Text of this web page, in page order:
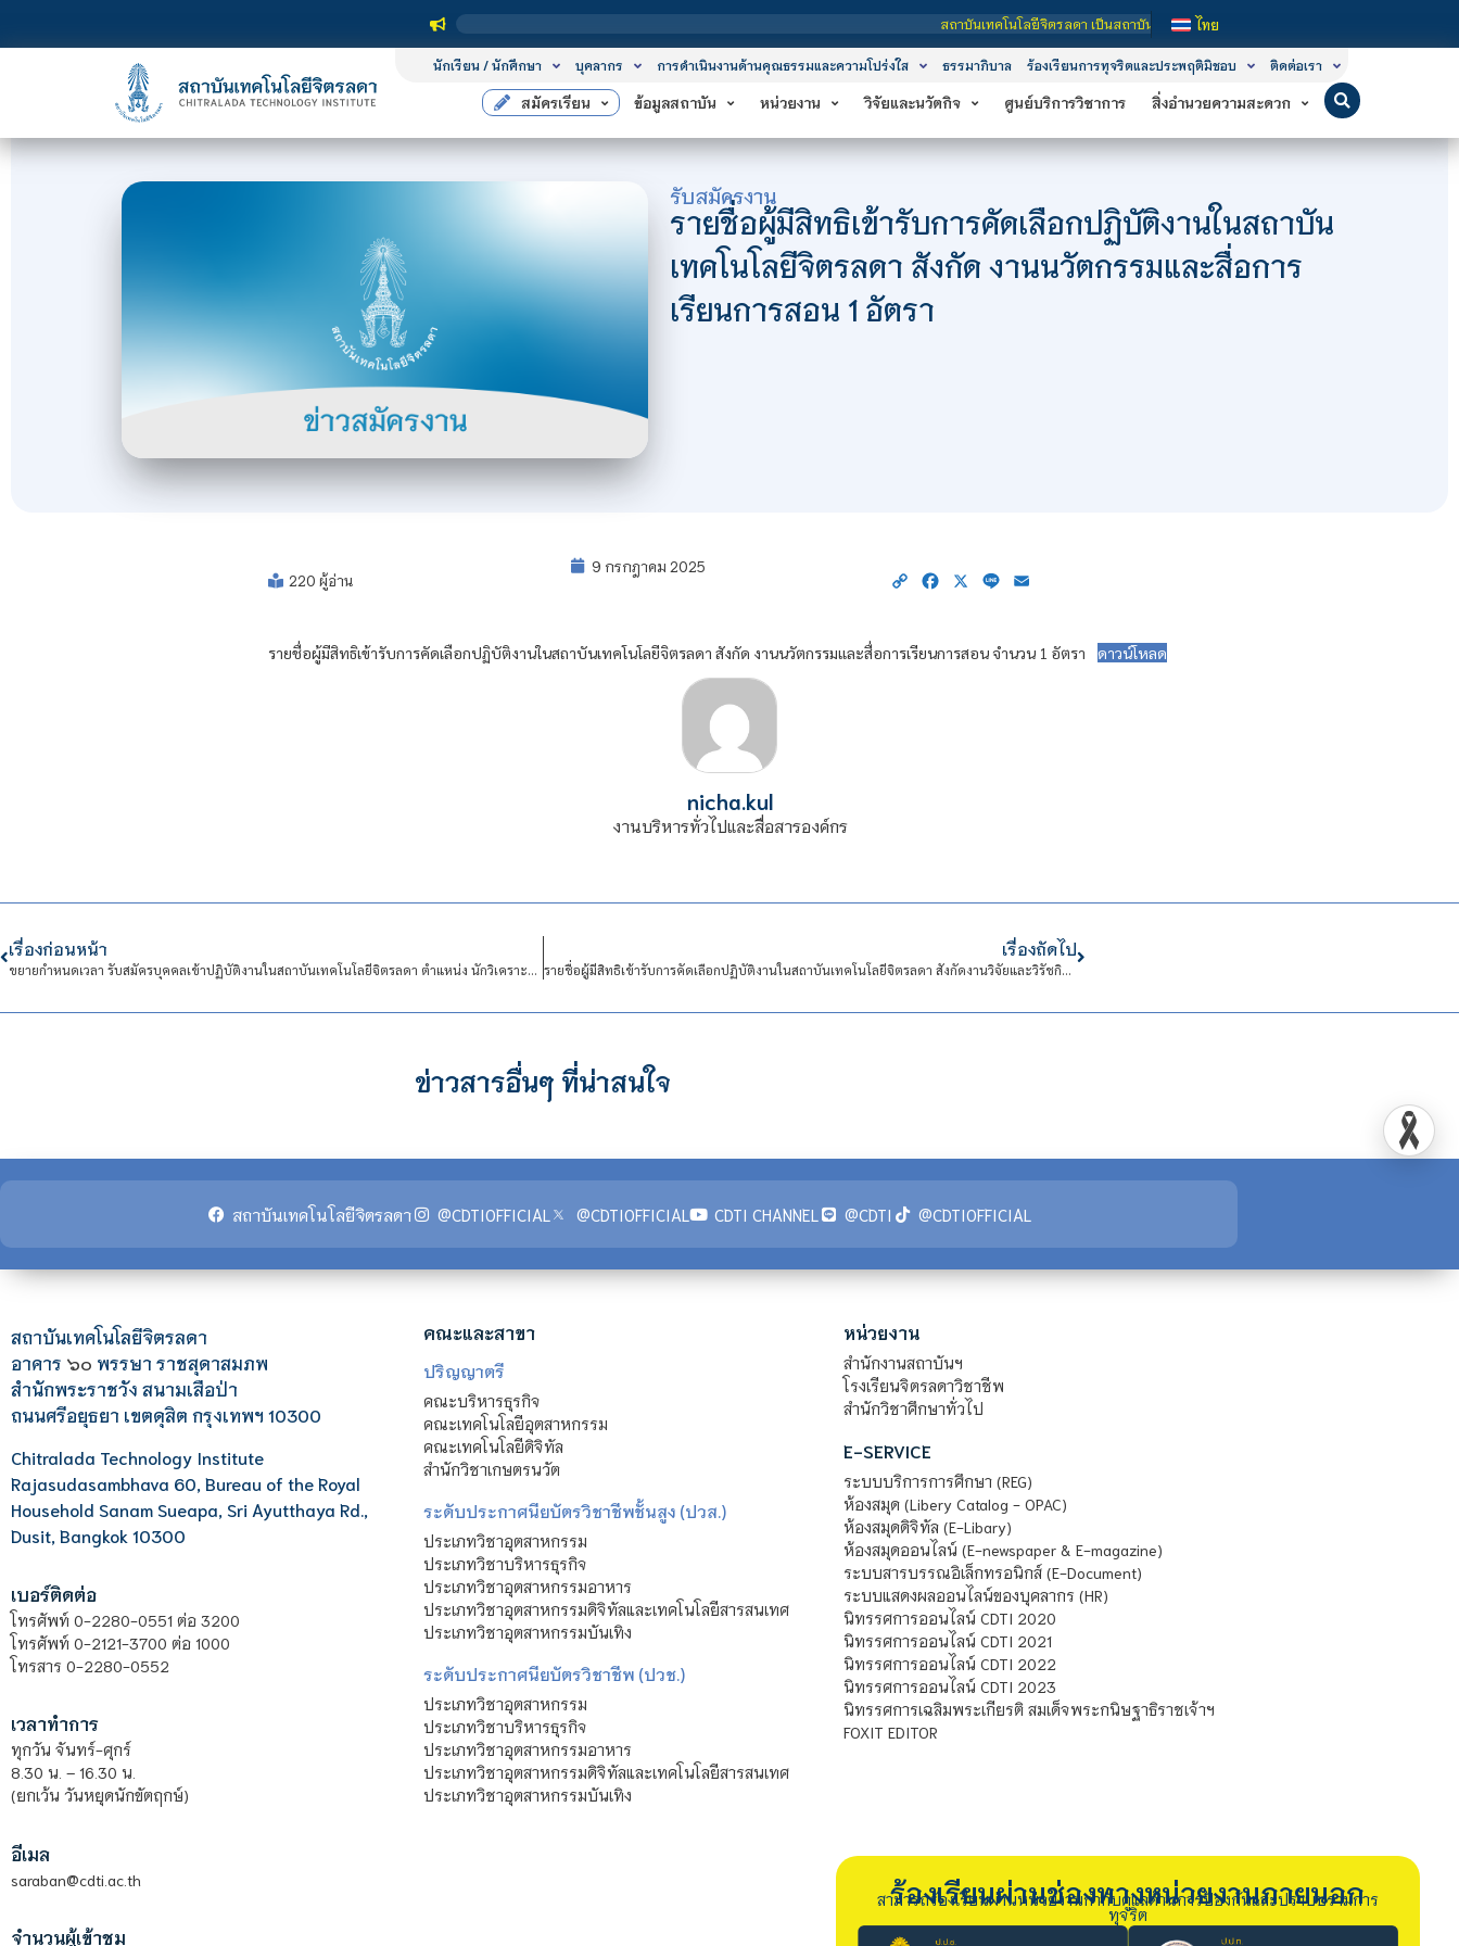
สถาบันเทคโนโลยีจิตรลดา เป็นสถาบันอุดมศึกษาในกำกับของรัฐ เปิดหลักสูตรการเรียนการสอน
ไทย
นักเรียน / นักศึกษา บุคลากร การดำเนินงานด้านคุณธรรมและความโปร่งใส ธรรมาภิบาล ร้องเรียนการทุจริตและประพฤติมิชอบ ติดต่อเรา
สมัครเรียน ข้อมูลสถาบัน หน่วยงาน วิจัยและนวัตกิจ ศูนย์บริการวิชาการ สิ่งอำนวยความสะดวก
รับสมัครงาน
รายชื่อผู้มีสิทธิเข้ารับการคัดเลือกปฏิบัติงานในสถาบัน
เทคโนโลยีจิตรลดา สังกัด งานนวัตกรรมและสื่อการ
เรียนการสอน 1 อัตรา
220 ผู้อ่าน
9 กรกฎาคม 2025
Copy Facebook
X Line
รายชื่อผู้มีสิทธิเข้ารับการคัดเลือกปฏิบัติงานในสถาบันเทคโนโลยีจิตรลดา สังกัด งานนวัตกรรมและสื่อการเรียนการสอน จำนวน 1 อัตรา ดาวน์โหลด
nicha.kul
งานบริหารทั่วไปและสื่อสารองค์กร
เรื่องก่อนหน้า
ขยายกำหนดเวลา รับสมัครบุคคลเข้าปฏิบัติงานในสถาบันเทคโนโลยีจิตรลดา ตำแหน่ง นักวิเคราะห์นโยบายและแผน 1 อัตรา
เรื่องถัดไป
รายชื่อผู้มีสิทธิเข้ารับการคัดเลือกปฏิบัติงานในสถาบันเทคโนโลยีจิตรลดา สังกัดงานวิจัยและวิรัชกิจ 1 อัตรา
ข่าวสารอื่นๆ ที่น่าสนใจ
สถาบันเทคโนโลยีจิตรลดา @CDTIOFFICIAL @CDTIOFFICIAL CDTI CHANNEL @CDTI @CDTIOFFICIAL
สถาบันเทคโนโลยีจิตรลดา
อาคาร ๖๐ พรรษา ราชสุดาสมภพ
สำนักพระราชวัง สนามเสือป่า
ถนนศรีอยุธยา เขตดุสิต กรุงเทพฯ 10300
Chitralada Technology Institute
Rajasudasambhava 60, Bureau of the Royal
Household Sanam Sueapa, Sri Ayutthaya Rd.,
Dusit, Bangkok 10300
เบอร์ติดต่อ
โทรศัพท์ 0-2280-0551 ต่อ 3200
โทรศัพท์ 0-2121-3700 ต่อ 1000
โทรสาร 0-2280-0552
เวลาทำการ
ทุกวัน จันทร์-ศุกร์
8.30 น. – 16.30 น.
(ยกเว้น วันหยุดนักขัตฤกษ์)
อีเมล
saraban@cdti.ac.th
จำนวนผู้เข้าชม
คณะและสาขา
ปริญญาตรี
คณะบริหารธุรกิจ
คณะเทคโนโลยีอุตสาหกรรม
คณะเทคโนโลยีดิจิทัล
สำนักวิชาเกษตรนวัต
ระดับประกาศนียบัตรวิชาชีพชั้นสูง (ปวส.)
ประเภทวิชาอุตสาหกรรม
ประเภทวิชาบริหารธุรกิจ
ประเภทวิชาอุตสาหกรรมอาหาร
ประเภทวิชาอุตสาหกรรมดิจิทัลและเทคโนโลยีสารสนเทศ
ประเภทวิชาอุตสาหกรรมบันเทิง
ระดับประกาศนียบัตรวิชาชีพ (ปวช.)
ประเภทวิชาอุตสาหกรรม
ประเภทวิชาบริหารธุรกิจ
ประเภทวิชาอุตสาหกรรมอาหาร
ประเภทวิชาอุตสาหกรรมดิจิทัลและเทคโนโลยีสารสนเทศ
ประเภทวิชาอุตสาหกรรมบันเทิง
หน่วยงาน
สำนักงานสถาบันฯ
โรงเรียนจิตรลดาวิชาชีพ
สำนักวิชาศึกษาทั่วไป
E-SERVICE
ระบบบริการการศึกษา (REG)
ห้องสมุด (Libery Catalog - OPAC)
ห้องสมุดดิจิทัล (E-Libary)
ห้องสมุดออนไลน์ (E-newspaper & E-magazine)
ระบบสารบรรณอิเล็กทรอนิกส์ (E-Document)
ระบบแสดงผลออนไลน์ของบุคลากร (HR)
นิทรรศการออนไลน์ CDTI 2020
นิทรรศการออนไลน์ CDTI 2021
นิทรรศการออนไลน์ CDTI 2022
นิทรรศการออนไลน์ CDTI 2023
นิทรรศการเฉลิมพระเกียรติ สมเด็จพระกนิษฐาธิราชเจ้าฯ
FOXIT EDITOR
ร้องเรียนผ่านช่องทางหน่วยงานภายนอก
สามารถร้องเรียนผ่านหน่วยงานกำกับดูแลด้านการป้องกันและปราบปรามการ
ทุจริต